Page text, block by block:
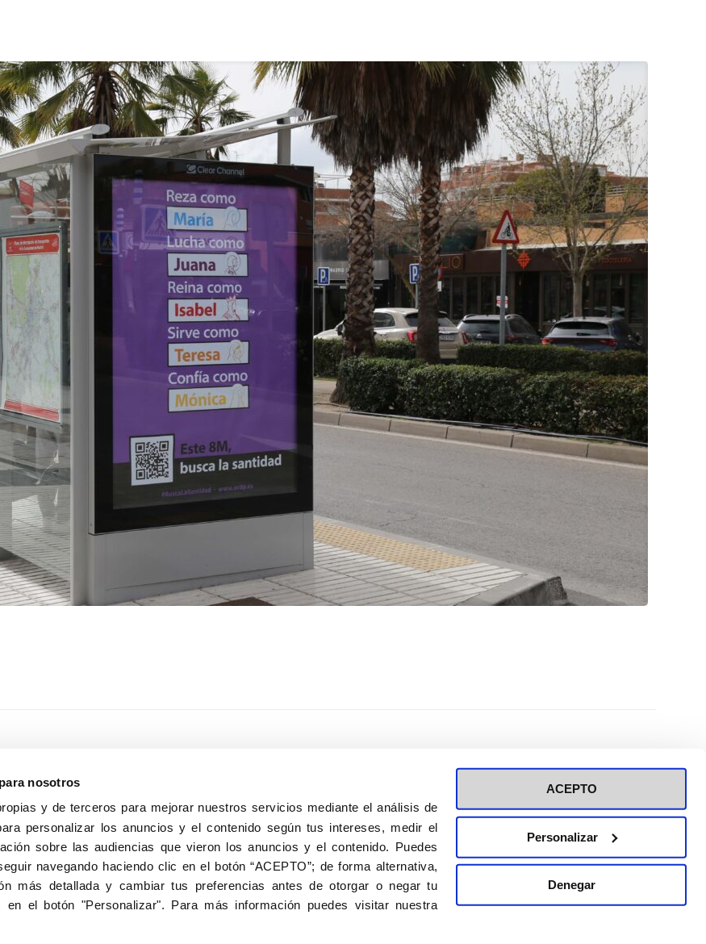
nosotros
y de terceros para mejorar nuestros servicios mediante el análisis de
personalizar los anuncios y el contenido según tus intereses, medir el
sobre las audiencias que vieron los anuncios y el contenido. Puedes
navegando haciendo clic en el botón “ACEPTO”; de forma alternativa,
más detallada y cambiar tus preferencias antes de otorgar o negar tu
en el botón "Personalizar". Para más información puedes visitar nuestra
ACEPTO
Personalizar
Denegar
Madrid
Aviso Legal Inscripción a eventos
Política de privacidad de RRSS
Política de cookies